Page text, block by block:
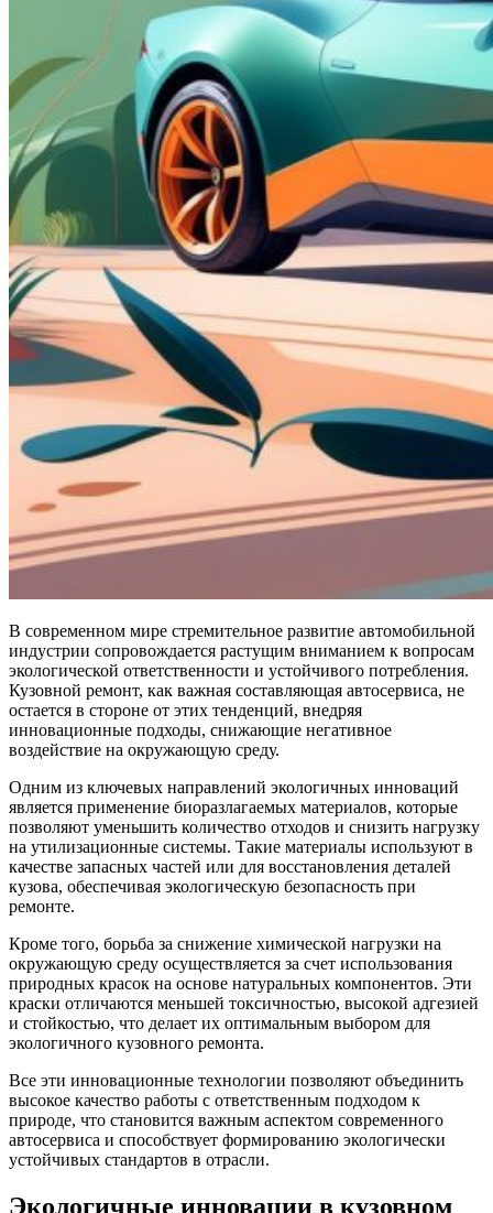
В современном мире стремительное развитие автомобильной
индустрии сопровождается растущим вниманием к вопросам
экологической ответственности и устойчивого потребления.
Кузовной ремонт, как важная составляющая автосервиса, не
остается в стороне от этих тенденций, внедряя
инновационные подходы, снижающие негативное
воздействие на окружающую среду.
Одним из ключевых направлений экологичных инноваций
является применение биоразлагаемых материалов, которые
позволяют уменьшить количество отходов и снизить нагрузку
на утилизационные системы. Такие материалы используют в
качестве запасных частей или для восстановления деталей
кузова, обеспечивая экологическую безопасность при
ремонте.
Кроме того, борьба за снижение химической нагрузки на
окружающую среду осуществляется за счет использования
природных красок на основе натуральных компонентов. Эти
краски отличаются меньшей токсичностью, высокой адгезией
и стойкостью, что делает их оптимальным выбором для
экологичного кузовного ремонта.
Все эти инновационные технологии позволяют объединить
высокое качество работы с ответственным подходом к
природе, что становится важным аспектом современного
автосервиса и способствует формированию экологически
устойчивых стандартов в отрасли.
Экологичные инновации в кузовном